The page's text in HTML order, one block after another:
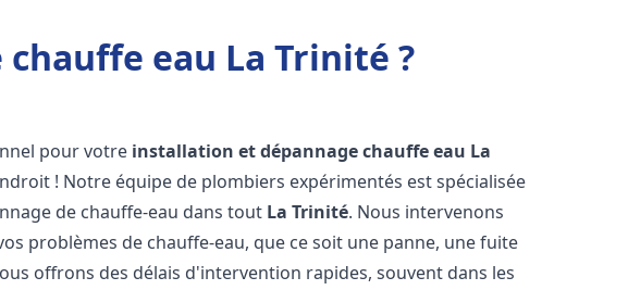
eau La Trinité ?
pour votre installation et dépannage chauffe eau La
! Notre équipe de plombiers expérimentés est spécialisée
de chauffe-eau dans tout La Trinité. Nous intervenons
problèmes de chauffe-eau, que ce soit une panne, une fuite
offrons des délais d'intervention rapides, souvent dans les